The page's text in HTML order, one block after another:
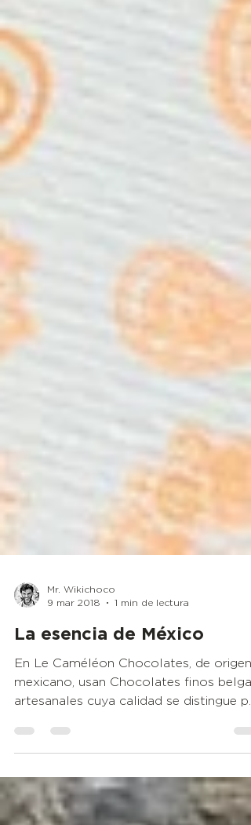
9 mar 2018
1 min de lectura
La esencia de México
En Le Caméléon Chocolates, de origen
artesanales cuya calidad se distingue
su frescura y su...